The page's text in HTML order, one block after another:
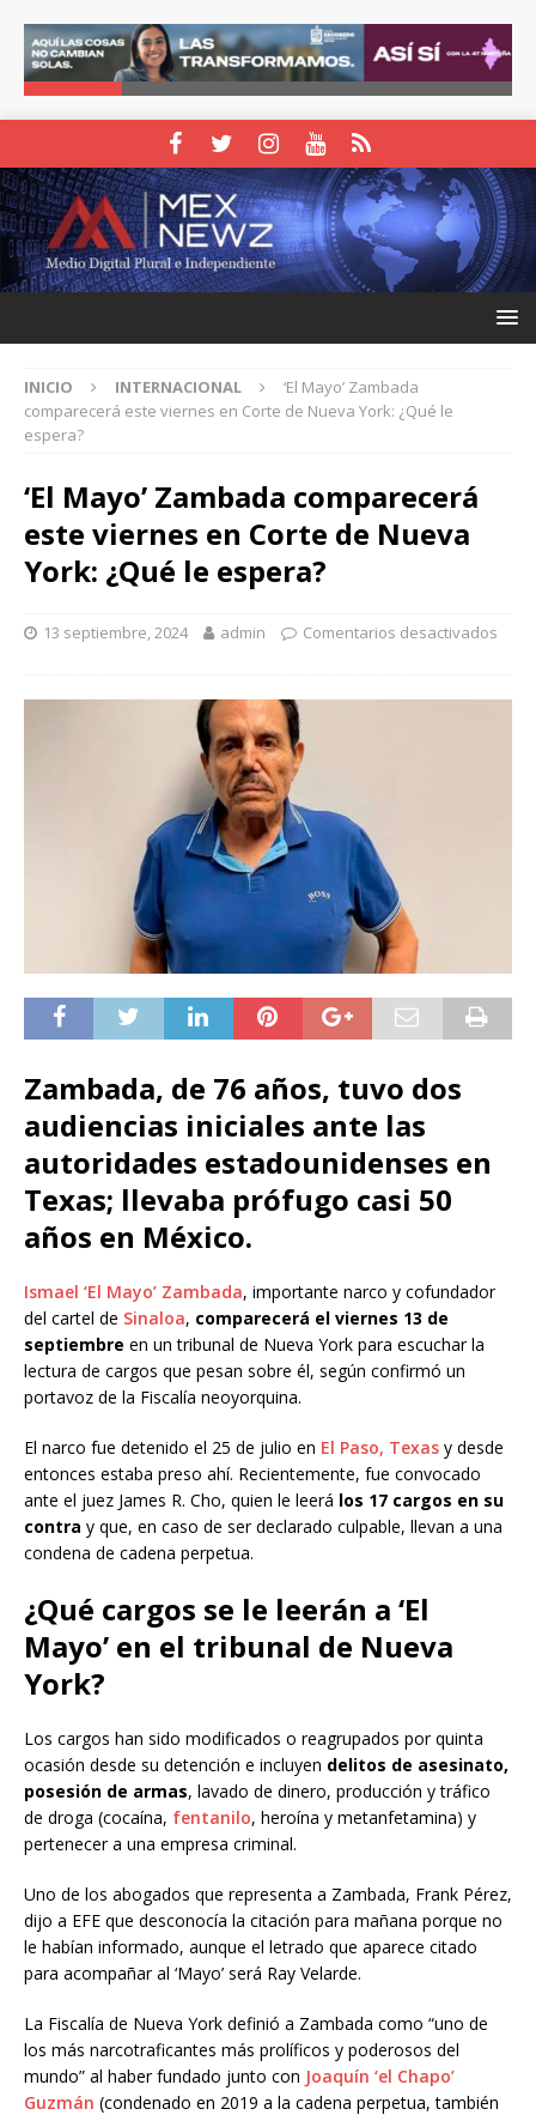
INICIO INTERNACIONAL
‘El Mayo’ Zambada
comparecerá este viernes en Corte de Nueva York: ¿Qué le
espera?
‘El Mayo’ Zambada comparecerá
este viernes en Corte de Nueva
York: ¿Qué le espera?
13 septiembre, 2024 admin Comentarios desactivados
Zambada, de 76 años, tuvo dos
audiencias iniciales ante las
autoridades estadounidenses en
Texas; llevaba prófugo casi 50
años en México.
Ismael ‘El Mayo’ Zambada, importante narco y cofundador
del cartel de Sinaloa, comparecerá el viernes 13 de
septiembre en un tribunal de Nueva York para escuchar la
lectura de cargos que pesan sobre él, según confirmó un
portavoz de la Fiscalía neoyorquina.
El narco fue detenido el 25 de julio en El Paso, Texas y desde
entonces estaba preso ahí. Recientemente, fue convocado
ante el juez James R. Cho, quien le leerá los 17 cargos en su
contra y que, en caso de ser declarado culpable, llevan a una
condena de cadena perpetua.
¿Qué cargos se le leerán a ‘El
Mayo’ en el tribunal de Nueva
York?
Los cargos han sido modificados o reagrupados por quinta
ocasión desde su detención e incluyen delitos de asesinato,
posesión de armas, lavado de dinero, producción y tráfico
de droga (cocaína, fentanilo, heroína y metanfetamina) y
pertenecer a una empresa criminal.
Uno de los abogados que representa a Zambada, Frank Pérez,
dijo a EFE que desconocía la citación para mañana porque no
le habían informado, aunque el letrado que aparece citado
para acompañar al ‘Mayo’ será Ray Velarde.
La Fiscalía de Nueva York definió a Zambada como “uno de
los más narcotraficantes más prolíficos y poderosos del
mundo” al haber fundado junto con Joaquín ‘el Chapo’
Guzmán (condenado en 2019 a la cadena perpetua, también